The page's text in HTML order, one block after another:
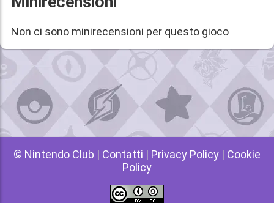
Non ci sono minirecensioni per questo gioco
© Nintendo Club | Contatti | Privacy Policy | Cookie
Policy